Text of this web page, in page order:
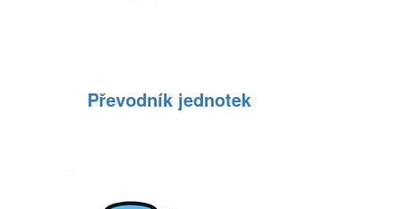
Převodník jednotek